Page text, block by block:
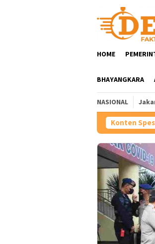
HOME
BHAYANGKARA
NASIONAL
Konten
Gubernur YSK